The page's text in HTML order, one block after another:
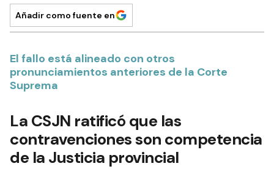
Añadir como fuente en
El fallo está alineado con otros
pronunciamientos anteriores de la Corte
Suprema
La CSJN ratificó que las
contravenciones son competencia
de la Justicia provincial